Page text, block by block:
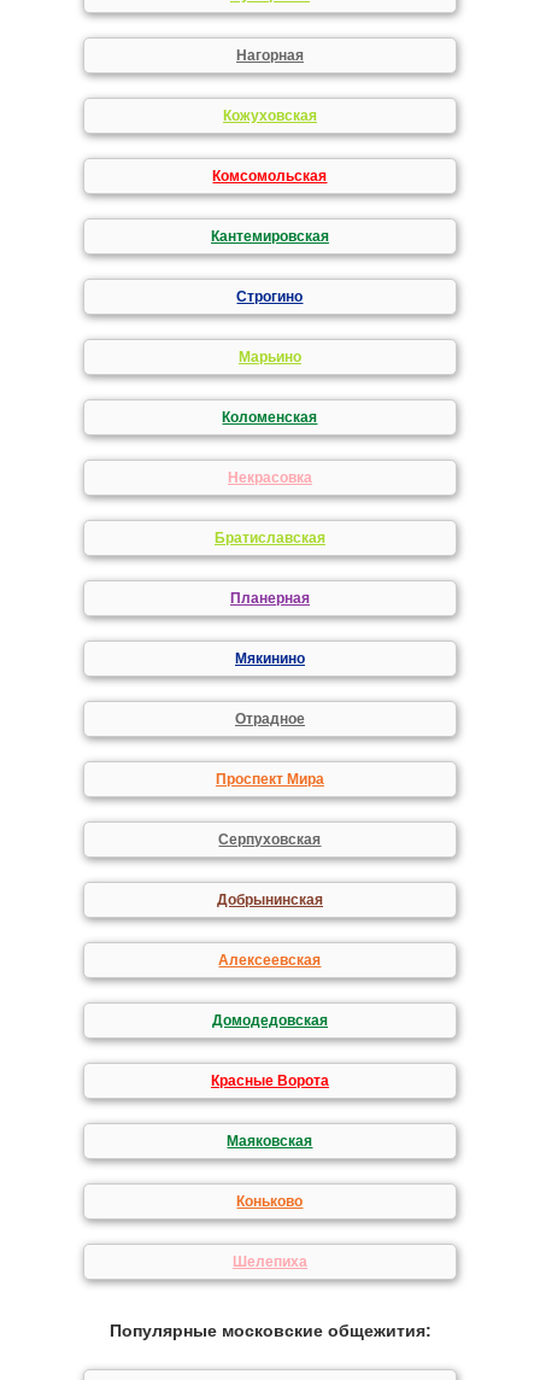
Нагорная
Кожуховская
Комсомольская
Кантемировская
Строгино
Марьино
Коломенская
Некрасовка
Братиславская
Планерная
Мякинино
Отрадное
Проспект Мира
Серпуховская
Добрынинская
Алексеевская
Домодедовская
Красные Ворота
Маяковская
Коньково
Шелепиха
Популярные московские общежития: